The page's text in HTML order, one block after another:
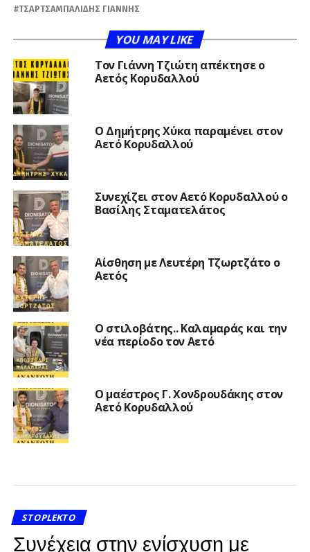
ΤΣΑΡΤΣΑΜΠΑΛΊΔΗΣ ΓΙΆΝΝΗΣ
YOU MAY LIKE
Τον Γιάννη Τζιώτη απέκτησε ο
Αετός Κορυδαλλού
O Δημήτρης Χύκα παραμένει στον
Αετό Κορυδαλλού
Συνεχίζει στον Αετό Κορυδαλλού ο
Βασίλης Σταματελάτος
Αίσθηση με Λευτέρη Τζωρτζάτο ο
Αετός
Ο στιλοβάτης.. Καλαμαράς και την
νέα περίοδο τον Αετό
Ο μαέστρος Γ. Χονδρουδάκης στον
Αετό Κορυδαλλού
STOPLEKTO
Συνέχεια στην ενίσχυση με